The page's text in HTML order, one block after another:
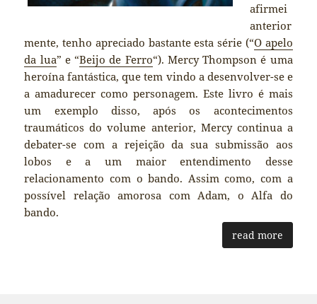
afirmei
anterior
mente, tenho apreciado bastante esta série (“O apelo
da lua” e “Beijo de Ferro“). Mercy Thompson é uma
heroína fantástica, que tem vindo a desenvolver-se e
a amadurecer como personagem. Este livro é mais
um exemplo disso, após os acontecimentos
traumáticos do volume anterior, Mercy continua a
debater-se com a rejeição da sua submissão aos
lobos e a um maior entendimento desse
relacionamento com o bando. Assim como, com a
possível relação amorosa com Adam, o Alfa do
bando.
read more